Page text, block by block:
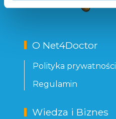
O Net4Doctor
Polityka prywatności
Regulamin
Wiedza i Biznes